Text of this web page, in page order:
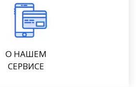
О НАШЕМ
СЕРВИСЕ